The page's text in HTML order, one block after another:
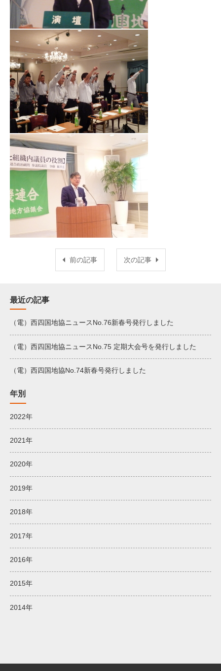
前の記事 次の記事
最近の記事
（電）西四国地協ニュースNo.76新春号発行しました
（電）西四国地協ニュースNo.75 定期大会号を発行しました
（電）西四国地協No.74新春号発行しました
年別
2022年
2021年
2020年
2019年
2018年
2017年
2016年
2015年
2014年